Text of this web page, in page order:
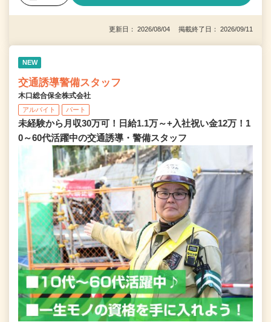
更新日： 2026/08/04 掲載終了日： 2026/09/11
NEW
交通誘導警備スタッフ
木口総合保全株式会社
アルバイト パート
未経験から月収30万可！日給1.1万～+入社祝い金12万！1
0～60代活躍中の交通誘導・警備スタッフ